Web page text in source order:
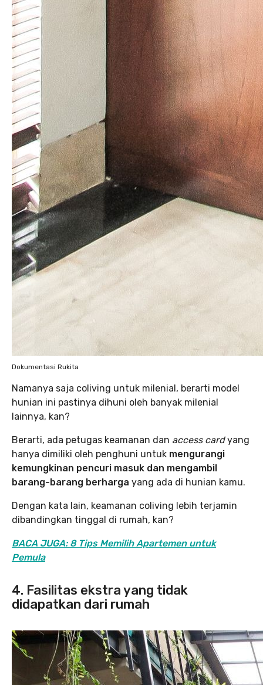
Dokumentasi Rukita
Namanya saja coliving untuk milenial, berarti model
hunian ini pastinya dihuni oleh banyak milenial
lainnya, kan?
Berarti, ada petugas keamanan dan access cardyang
hanya dimiliki oleh penghuni untuk mengurangi
kemungkinan pencuri masuk dan mengambil
barang-barang berharga yang ada di hunian kamu.
Dengan kata lain, keamanan coliving lebih terjamin
dibandingkan tinggal di rumah, kan?
BACA JUGA: 8 Tips Memilih Apartemen untuk
Pemula
4. Fasilitas ekstra yang tidak
didapatkan dari rumah